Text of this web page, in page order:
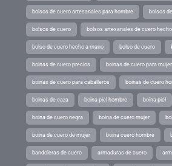
bolsos de cuero artesanales para hombre bolsos
bolsos de cuero bolsos artesanales de cuero
bolso de cuero hecho a mano bolso de cuero
boinas de cuero precios boinas de cuero para mujer
boinas de cuero para caballeros boinas de cuero
boinas de caza boina piel hombre boina piel
boina de cuero negra boina de cuero mujer
boina de cuero de mujer boina cuero hombre
bandoleras de cuero armaduras de cuero